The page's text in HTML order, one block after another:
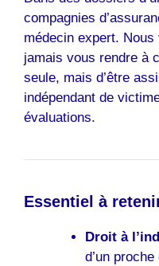
compagnies
médecin expert.
jamais vous rendre à
seule, mais d’être
indépendant de
évaluations.
Essentiel à
Droit à
d’un